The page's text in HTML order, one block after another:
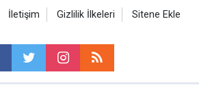
İletişim Gizlilik İlkeleri Sitene Ekle